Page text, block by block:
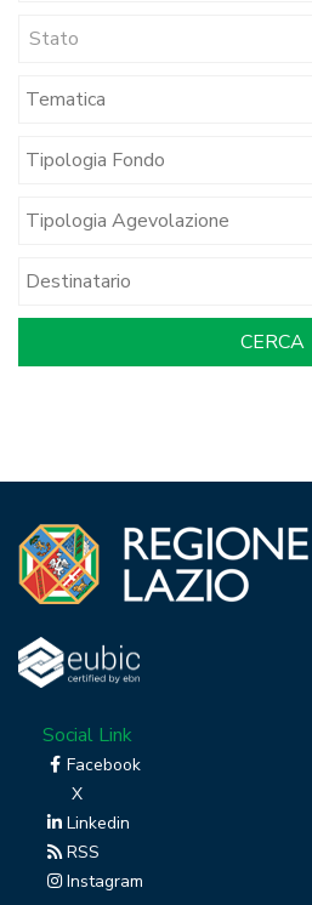
Stato
Social Link
Facebook
X
Linkedin
RSS
Instagram